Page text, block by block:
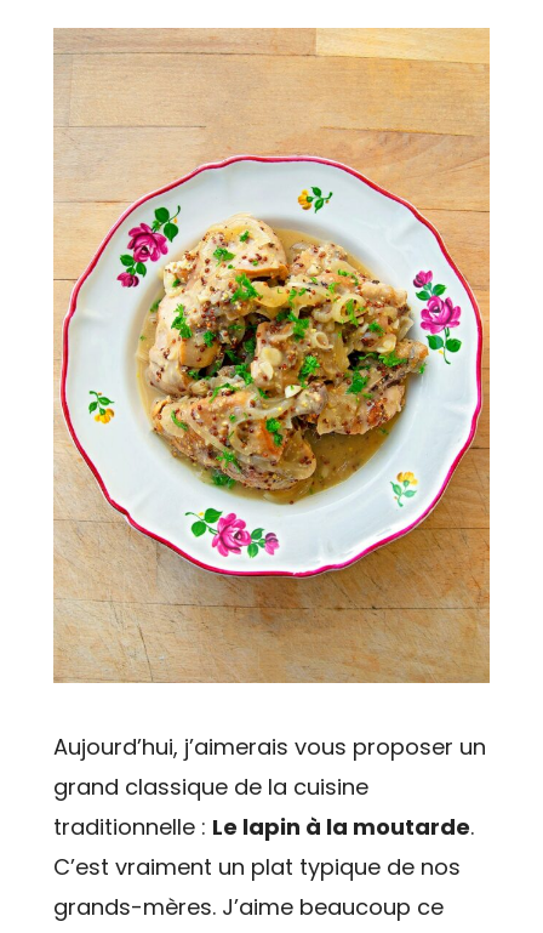
Aujourd’hui, j’aimerais vous proposer un
grand classique de la cuisine
traditionnelle : Le lapin à la moutarde.
C’est vraiment un plat typique de nos
grands-mères. J’aime beaucoup ce